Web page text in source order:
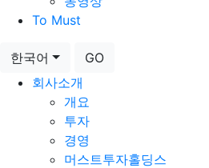
To Must
한국어
GO
회사소개
개요
투자
경영
머스트투자홀딩스